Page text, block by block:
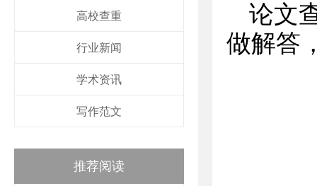
高校查重
行业新闻
学术资讯
写作范文
推荐阅读
论文
做解答